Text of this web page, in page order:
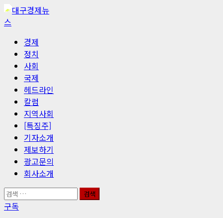
콘
텐
경제
정치
사회
국제
헤드라인
칼럼
지역사회
[특징주]
기자소개
제보하기
광고문의
회사소개
검
색:
구독